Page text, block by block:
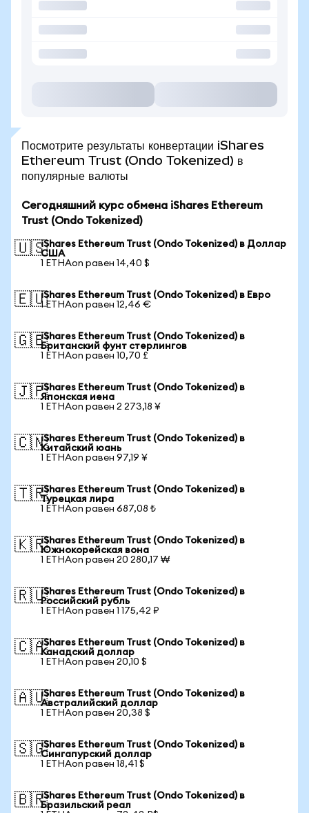
Посмотрите результаты конвертации iShares
Ethereum Trust (Ondo Tokenized) в
популярные валюты
Сегодняшний курс обмена iShares Ethereum
Trust (Ondo Tokenized)
🇺🇸iShares Ethereum Trust (Ondo Tokenized) в Доллар
США
1 ETHAon равен 14,40 $
🇪🇺iShares Ethereum Trust (Ondo Tokenized) в Евро
1 ETHAon равен 12,46 €
🇬🇧iShares Ethereum Trust (Ondo Tokenized) в
Британский фунт стерлингов
1 ETHAon равен 10,70 £
🇯🇵iShares Ethereum Trust (Ondo Tokenized) в
Японская иена
1 ETHAon равен 2 273,18 ¥
🇨🇳iShares Ethereum Trust (Ondo Tokenized) в
Китайский юань
1 ETHAon равен 97,19 ¥
🇹🇷iShares Ethereum Trust (Ondo Tokenized) в
Турецкая лира
1 ETHAon равен 687,08 ₺
🇰🇷iShares Ethereum Trust (Ondo Tokenized) в
Южнокорейская вона
1 ETHAon равен 20 280,17 ₩
🇷🇺iShares Ethereum Trust (Ondo Tokenized) в
Российский рубль
1 ETHAon равен 1 175,42 ₽
🇨🇦iShares Ethereum Trust (Ondo Tokenized) в
Канадский доллар
1 ETHAon равен 20,10 $
🇦🇺iShares Ethereum Trust (Ondo Tokenized) в
Австралийский доллар
1 ETHAon равен 20,38 $
🇸🇬iShares Ethereum Trust (Ondo Tokenized) в
Сингапурский доллар
1 ETHAon равен 18,41 $
🇧🇷iShares Ethereum Trust (Ondo Tokenized) в
Бразильский реал